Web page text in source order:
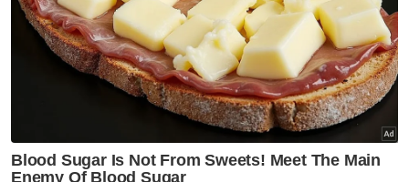
Kanak Kanak Lemas
Shah Alam
Tapak Projek Mitigasi Banjir